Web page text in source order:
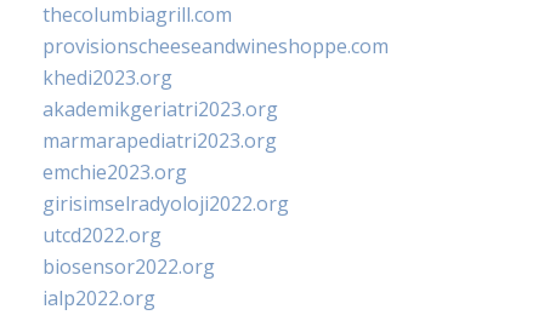
thecolumbiagrill.com
provisionscheeseandwineshoppe.com
khedi2023.org
akademikgeriatri2023.org
marmarapediatri2023.org
emchie2023.org
girisimselradyoloji2022.org
utcd2022.org
biosensor2022.org
ialp2022.org